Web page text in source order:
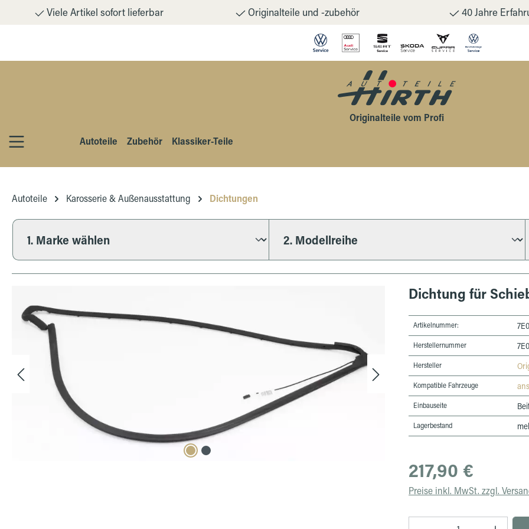
Hauptinhalt springen
Zur Suche springen
Zur Hauptnavigation springen
Viele Artikel sofort lieferbar Originalteile und -zubehör 40 Jahre
Originalteile vom Profi
Autoteile
Zubehör Klassiker-Teile
Autoteile Karosserie & Außenausstattung Dichtungen
Dichtung für
Artikelnummer:
Herstellernummer
Hersteller
Kompatible Fahrzeuge
Einbauseite
Lagerbestand
Regulärer Preis:
217,90 €
Preise inkl. MwSt. zzgl.